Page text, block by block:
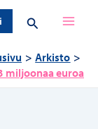
Hae
Arkisto
miljoonaa euroa